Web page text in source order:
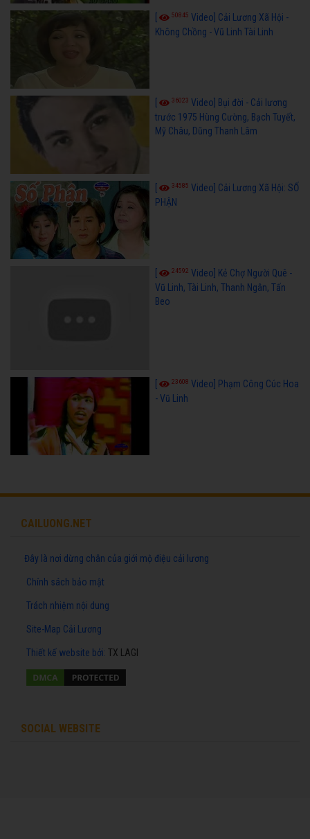
50845 Video] Cải Lương Xã Hội -
Không Chồng - Vũ Linh Tài Linh
36023 Video] Bụi đời - Cải lương
trước 1975 Hùng Cường, Bạch Tuyết,
Mỹ Châu, Dũng Thanh Lâm
34585 Video] Cải Lương Xã Hội: SỐ
PHẬN
24592 Video] Kẻ Chợ Người Quê -
Vũ Linh, Tài Linh, Thanh Ngân, Tấn
Beo
23608 Video] Phạm Công Cúc Hoa
- Vũ Linh
CAILUONG.NET
Đây là nơi dừng chân của giới mộ điệu cải lương
Chính sách bảo mật
Trách nhiệm nội dung
Site-Map Cải Lương
Thiết kế website bởi: TX LAGI
SOCIAL WEBSITE